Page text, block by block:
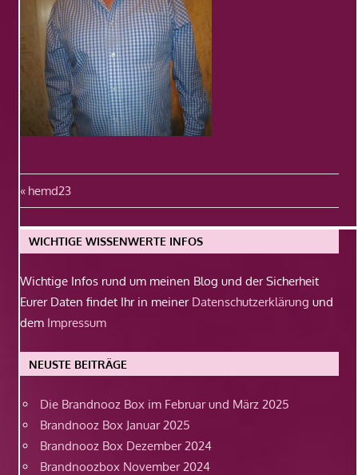
Beitragsnavigation
Vorheriger
Beitrag:
hemd23
WICHTIGE WISSENWERTE INFOS
Wichtige Infos rund um meinen Blog und der Sicherheit
Eurer Daten findet Ihr in meiner Datenschutzerklärung und
dem Impressum
NEUSTE BEITRÄGE
Die Brandnooz Box im Februar und März 2025
Brandnooz Box Januar 2025
Brandnooz Box Dezember 2024
Brandnoozbox November 2024